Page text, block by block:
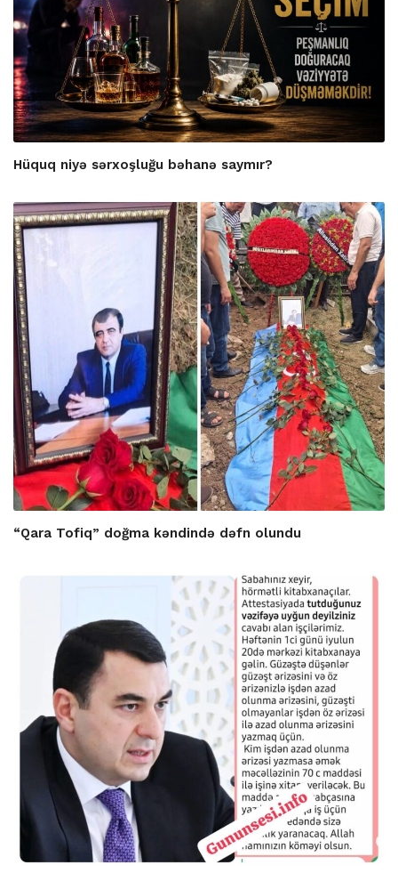
Hüquq niyə sərxoşluğu bəhanə saymır?
“Qara Tofiq” doğma kəndində dəfn olundu